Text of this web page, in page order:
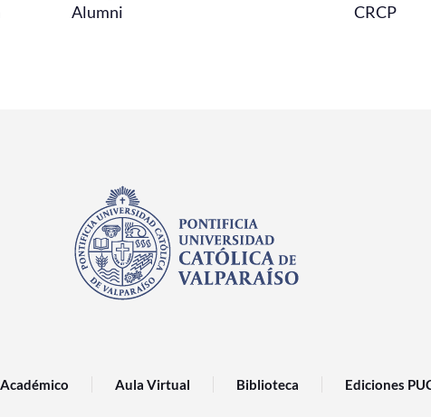
Alumni
CRCP
Aula Virtual Biblioteca Ediciones